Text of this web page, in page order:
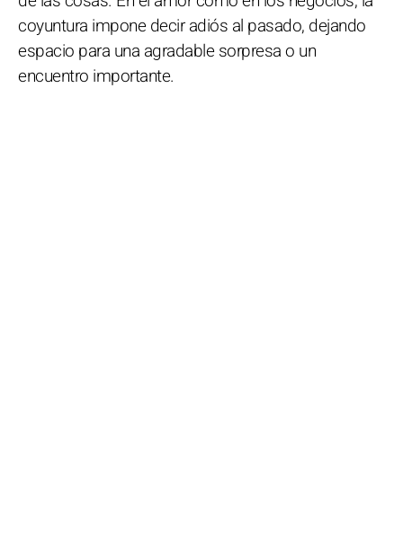
coyuntura impone decir adiós al pasado, dejando
espacio para una agradable sorpresa o un
encuentro importante.